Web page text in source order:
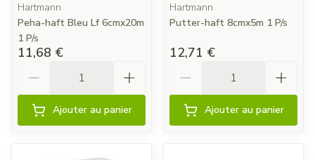
Hartmann
Peha-haft Bleu Lf 6cmx20m
1 P/s
11,68 €
Ajouter au panier
Hartmann
Putter-haft 8cmx5m 1 P/s
12,71 €
Ajouter au panier